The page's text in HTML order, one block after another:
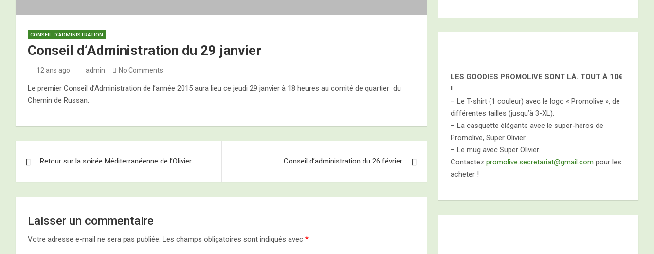
CONSEIL D'ADMINISTRATION
Conseil d’Administration du 29 janvier
12 ans ago admin No Comments
Le premier Conseil d’Administration de l’année 2015 aura lieu ce jeudi 29 janvier à 18 heures au comité de quartier du
Chemin de Russan.
de
Retour sur la soirée Méditerranéenne de l’Olivier Conseil d’administration du 26 février
Laisser un commentaire
Votre adresse e-mail ne sera pas publiée. Les champs obligatoires sont indiqués avec *
LES GOODIES PROMOLIVE SONT LÀ. TOUT À 10€
!
– Le T-shirt (1 couleur) avec le logo « Promolive », de
différentes tailles (jusqu’à 3-XL).
– La casquette élégante avec le super-héros de
Promolive, Super Olivier.
– Le mug avec Super Olivier.
Contactezpromolive.secretariat@gmail.com pour les
acheter !